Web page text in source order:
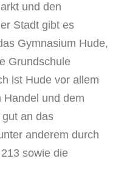
und den
Stadt gibt es
Gymnasium Hude,
Grundschule
ist Hude vor allem
Handel und dem
an das
anderem durch
sowie die